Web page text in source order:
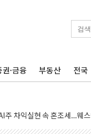
·금융 부동산 전국
대부분 상승… "2분기 기업
론으로 나토 회원국 공격 검
황 재회…로봇·AI 데이터센터
·아이온큐·도어대시↑
주 차익실현 속 혼조세...웨
발사에 긴급 안보 점검회의